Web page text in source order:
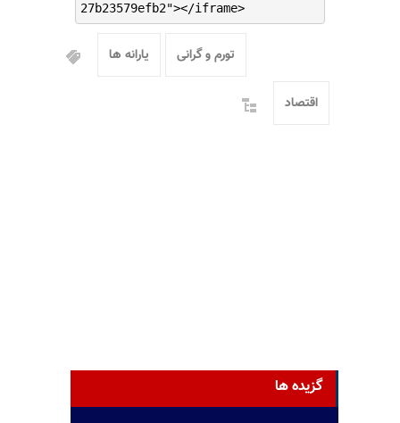
27b23579efb2"></iframe>
تورم و گرانی یارانه ها
اقتصاد
گزیده ها